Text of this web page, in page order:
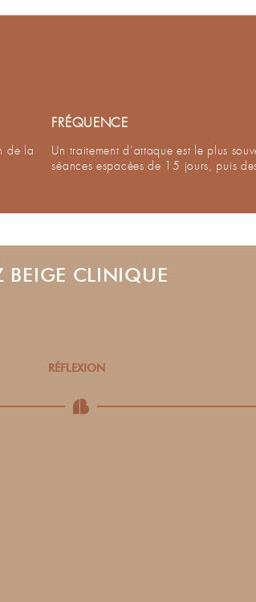
de la
FRÉQUENCE
Un traitement d’attaque est le plus
séances espacées de 15 jours, puis
BEIGE CLINIQUE
RÉFLEXION